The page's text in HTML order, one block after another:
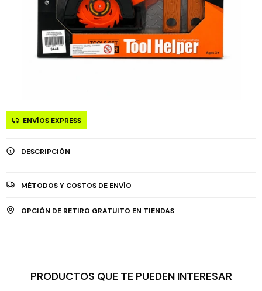
ENVÍOS EXPRESS
DESCRIPCIÓN
MÉTODOS Y COSTOS DE ENVÍO
OPCIÓN DE RETIRO GRATUITO EN TIENDAS
PRODUCTOS QUE TE PUEDEN INTERESAR